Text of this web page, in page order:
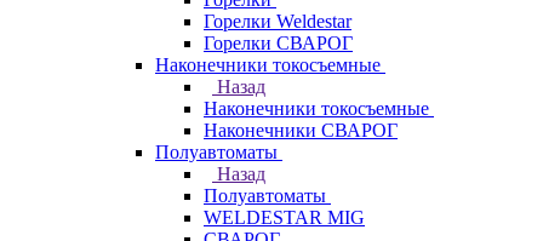
Горелки Weldestar
Горелки СВАРОГ
Наконечники токосъемные
Назад
Наконечники токосъемные
Наконечники СВАРОГ
Полуавтоматы
Назад
Полуавтоматы
WELDESTAR MIG